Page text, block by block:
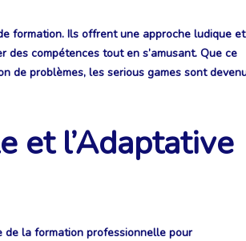
formation. Ils offrent une approche ludique et
compétences tout en s’amusant. Que ce
de problèmes, les serious games sont
et l’Adaptative
de la formation professionnelle pour